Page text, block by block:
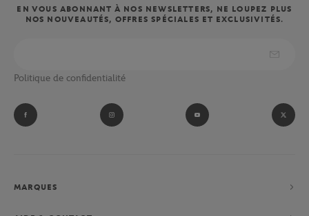
EN VOUS ABONNANT À NOS NEWSLETTERS, NE LOUPEZ PLUS
NOS NOUVEAUTÉS, OFFRES SPÉCIALES ET EXCLUSIVITÉS.
Politique de confidentialité
MARQUES